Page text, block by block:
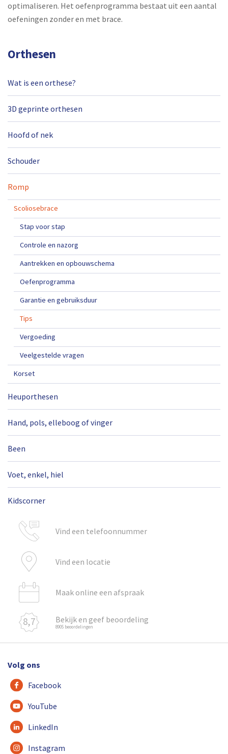
optimaliseren. Het oefenprogramma bestaat uit een aantal
oefeningen zonder en met brace.
Orthesen
Wat is een orthese?
3D geprinte orthesen
Hoofd of nek
Schouder
Romp
Scoliosebrace
Stap voor stap
Controle en nazorg
Aantrekken en opbouwschema
Oefenprogramma
Garantie en gebruiksduur
Tips
Vergoeding
Veelgestelde vragen
Korset
Heuporthesen
Hand, pols, elleboog of vinger
Been
Voet, enkel, hiel
Kidscorner
Vind een telefoonnummer
Vind een locatie
Maak online een afspraak
8,7 Bekijk en geef beoordeling
8905 beoordelingen
Volg ons
Facebook
YouTube
LinkedIn
Instagram